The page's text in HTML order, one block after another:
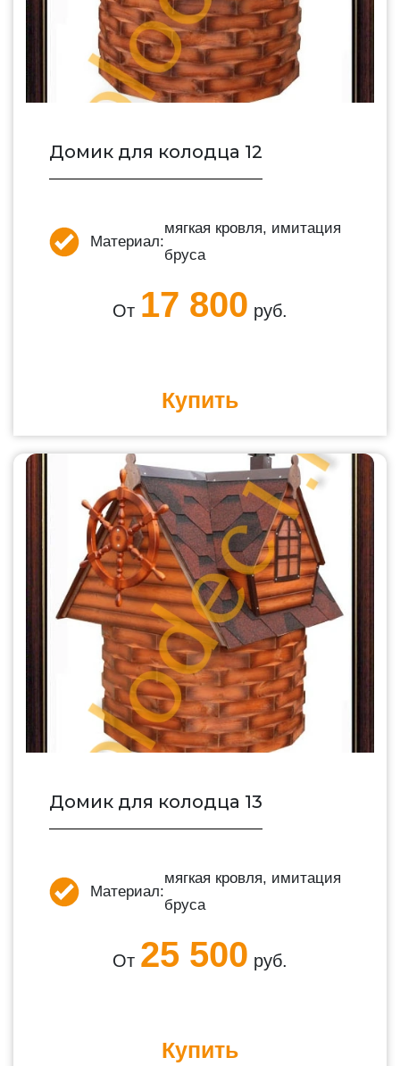
Домик для колодца 12
Материал:
мягкая кровля, имитация
бруса
От 17 800 руб.
Купить
Домик для колодца 13
Материал:
мягкая кровля, имитация
бруса
От 25 500 руб.
Купить